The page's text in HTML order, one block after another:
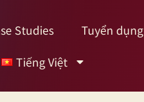
Studies Tuyển dụng
Tiếng Việt